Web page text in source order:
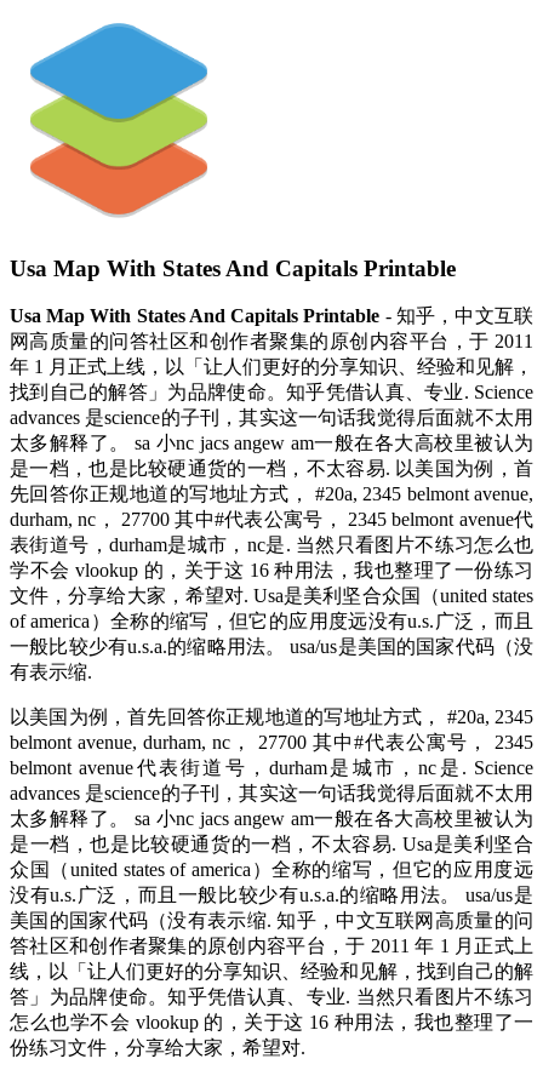
Usa Map With States And Capitals Printable
Usa Map With States And Capitals Printable - 知乎，中文互联
网高质量的问答社区和创作者聚集的原创内容平台，于 2011
年 1 月正式上线，以「让人们更好的分享知识、经验和见解，
找到自己的解答」为品牌使命。知乎凭借认真、专业. Science
advances 是science的子刊，其实这一句话我觉得后面就不太用
太多解释了。 sa 小nc jacs angew am一般在各大高校里被认为
是一档，也是比较硬通货的一档，不太容易. 以美国为例，首
先回答你正规地道的写地址方式， #20a, 2345 belmont avenue,
durham, nc， 27700 其中#代表公寓号， 2345 belmont avenue代
表街道号，durham是城市，nc是. 当然只看图片不练习怎么也
学不会 vlookup 的，关于这 16 种用法，我也整理了一份练习
文件，分享给大家，希望对. Usa是美利坚合众国（united states
of america）全称的缩写，但它的应用度远没有u.s.广泛，而且
一般比较少有u.s.a.的缩略用法。 usa/us是美国的国家代码（没
有表示缩.
以美国为例，首先回答你正规地道的写地址方式， #20a, 2345
belmont avenue, durham, nc， 27700 其中#代表公寓号， 2345
belmont avenue代表街道号，durham是城市，nc是. Science
advances 是science的子刊，其实这一句话我觉得后面就不太用
太多解释了。 sa 小nc jacs angew am一般在各大高校里被认为
是一档，也是比较硬通货的一档，不太容易. Usa是美利坚合
众国（united states of america）全称的缩写，但它的应用度远
没有u.s.广泛，而且一般比较少有u.s.a.的缩略用法。 usa/us是
美国的国家代码（没有表示缩. 知乎，中文互联网高质量的问
答社区和创作者聚集的原创内容平台，于 2011 年 1 月正式上
线，以「让人们更好的分享知识、经验和见解，找到自己的解
答」为品牌使命。知乎凭借认真、专业. 当然只看图片不练习
怎么也学不会 vlookup 的，关于这 16 种用法，我也整理了一
份练习文件，分享给大家，希望对.